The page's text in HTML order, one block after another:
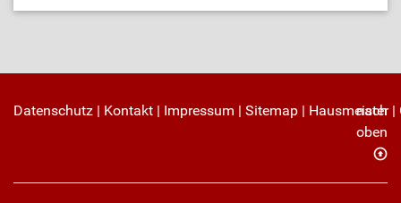
Datenschutz | Kontakt | Impressum | Sitemap | Hausmeister|
nach
oben